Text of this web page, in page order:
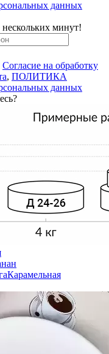
данных
минут!
Согласие на обработку
, ПОЛИТИКА
данных
Карамельная